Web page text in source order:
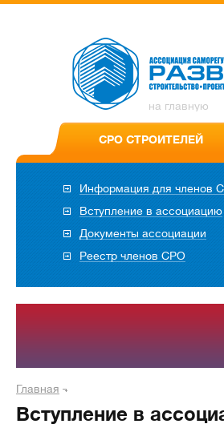
на главную
СРО СТРОИТЕЛЕЙ
Информация для членов
Вступление в ассоциацию
Документы ассоциации
Реестр членов СРО
Главная
Вступление в